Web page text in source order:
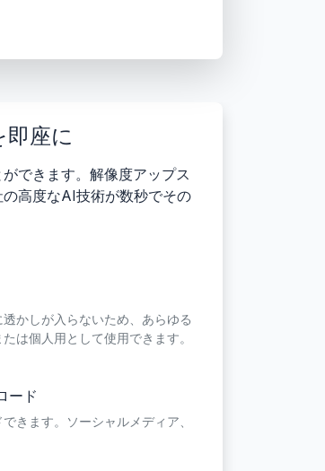
座に
できます。解像度アップス
高度なAI技術が数秒でその
かしが入らないため、あらゆる
は個人用として使用できます。
ード
きます。ソーシャルメディア、